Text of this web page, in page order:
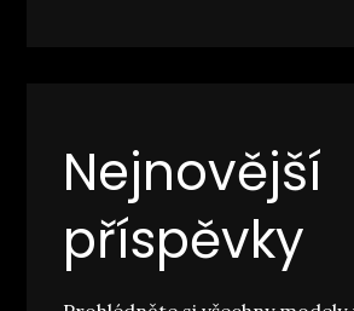
Nejnovější
příspěvky